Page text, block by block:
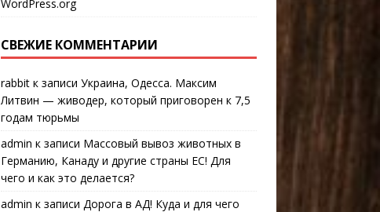
WordPress.org
СВЕЖИЕ КОММЕНТАРИИ
rabbitк записи Украина, Одесса. Максим
Литвин — живодер, который приговорен к 7,5
годам тюрьмы
admin к записи Массовый вывоз животных в
Германию, Канаду и другие страны ЕС! Для
чего и как это делается?
admin к записи Дорога в АД! Куда и для чего